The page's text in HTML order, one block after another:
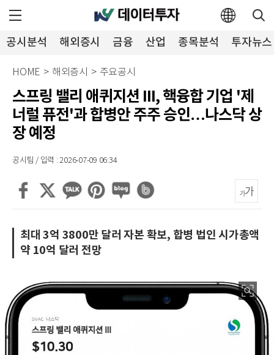
공시분석 해외증시 금융 산업 종목분석 투자뉴스
HOME > 해외증시 > 주요공시
스프링 밸리 애퀴지션 III, 핵융합 기업 '제
너럴 퓨전'과 합병안 주주 승인…나스닥 상
장 예정
공시팀 / 입력 : 2026-07-09 06:34
최대 3억 3800만 달러 자본 확보, 합병 법인 시가총액
약 10억 달러 전망